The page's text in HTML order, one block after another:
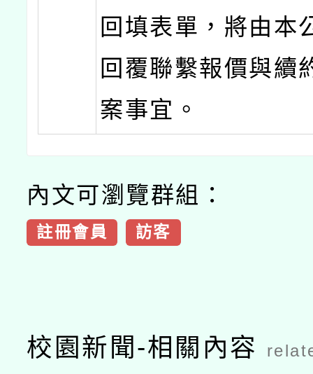
回填表單，將由本
回覆聯繫報價與續
案事宜。
內文可瀏覽群組：
註冊會員 訪客
校園新聞-相關內容